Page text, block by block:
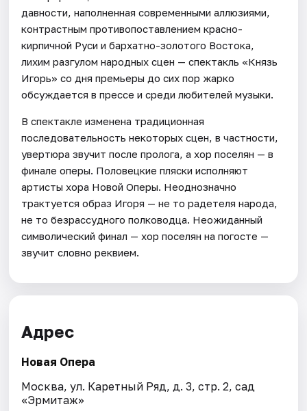
давности, наполненная современными аллюзиями,
контрастным противопоставлением красно-
кирпичной Руси и бархатно-золотого Востока,
лихим разгулом народных сцен — спектакль «Князь
Игорь» со дня премьеры до сих пор жарко
обсуждается в прессе и среди любителей музыки.
В спектакле изменена традиционная
последовательность некоторых сцен, в частности,
увертюра звучит после пролога, а хор поселян — в
финале оперы. Половецкие пляски исполняют
артисты хора Новой Оперы. Неоднозначно
трактуется образ Игоря — не то радетеля народа,
не то безрассудного полководца. Неожиданный
символический финал — хор поселян на погосте —
звучит словно реквием.
Адрес
Новая Опера
Москва, ул. Каретный Ряд, д. 3, стр. 2, сад
«Эрмитаж»